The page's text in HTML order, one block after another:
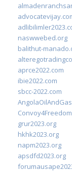
naswwebed.org
balithut-
aprce2022.com
ibie2022.com
sbcc-2022.com
grur2023.org
hkhk2023.org
napm2023.org
apsdfd2023.org